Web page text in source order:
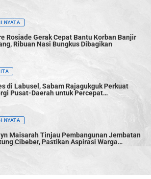
NYATA
Rosiade Gerak Cepat Bantu Korban Banjir
Ribuan Nasi Bungkus Dibagikan
di Labusel, Sabam Rajagukguk Perkuat
Pusat-Daerah untuk Percepat
NYATA
Maisarah Tinjau Pembangunan Jembatan
Cibeber, Pastikan Aspirasi Warga